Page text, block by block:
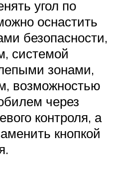
угол по
оснастить
безопасности,
системой
зонами,
возможностью
через
контроля, а
кнопкой